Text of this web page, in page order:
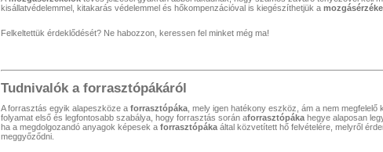
kisállatvédelemmel, kitakarás védelemmel és hőkompenzációval is kiegészíthetjük a
Felkeltettük érdeklődését? Ne habozzon, keressen fel minket még ma!
Tudnivalók a forrasztópákáról
A forrasztás egyik alapeszköze a forrasztópáka , mely igen hatékony eszköz, ám a nem
folyamat első és legfontosabb szabálya, hogy forrasztás során aforrasztópáka hegye alaposan
ha a megdolgozandó anyagok képesek a forrasztópáka által közvetített hő felvételére, melyről
meggyőződni.